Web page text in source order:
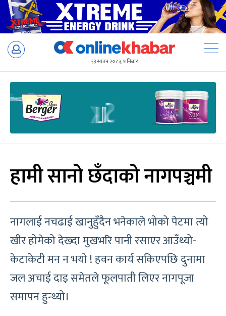
Skip
२३ साउन २०८३, शनिबार
हामी सानो छँदाको नागपञ्चमी
नागलाई नचढाई खानुहुँदैन भनेकाले भोको पेटमा त्यो
खीर होमेको देख्दा मुखभरि पानी रसाएर आउँथ्यो-
केटाकेटी मन न भयो ! हवन कार्य सकिएपछि दुनामा
जल अचाई दाइ समेतले फूलपाती लिएर नागपूजा
समापन हुन्थ्यो।